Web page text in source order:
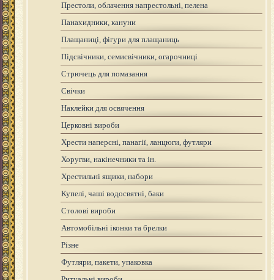
Престоли, облачення напрестольні, пелена
Панахидники, кануни
Плащаниці, фігури для плащаниць
Підсвічники, семисвічники, огарочниці
Стрючець для помазання
Свічки
Наклейки для освячення
Церковні вироби
Хрести наперсні, панагії, ланцюги, футляри
Хоругви, накінечники та ін.
Хрестильні ящики, набори
Купелі, чаші водосвятні, баки
Столові вироби
Автомобільні іконки та брелки
Різне
Футляри, пакети, упаковка